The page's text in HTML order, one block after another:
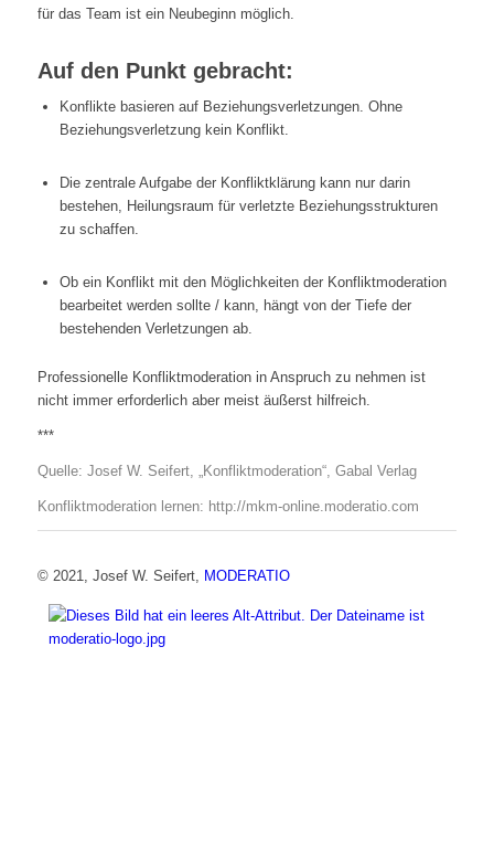
für das Team ist ein Neubeginn möglich.
Auf den Punkt gebracht:
Konflikte basieren auf Beziehungsverletzungen. Ohne
Beziehungsverletzung kein Konflikt.
Die zentrale Aufgabe der Konfliktklärung kann nur darin
bestehen, Heilungsraum für verletzte Beziehungsstrukturen
zu schaffen.
Ob ein Konflikt mit den Möglichkeiten der Konfliktmoderation
bearbeitet werden sollte / kann, hängt von der Tiefe der
bestehenden Verletzungen ab.
Professionelle Konfliktmoderation in Anspruch zu nehmen ist
nicht immer erforderlich aber meist äußerst hilfreich.
***
Quelle: Josef W. Seifert, „Konfliktmoderation“, Gabal Verlag
Konfliktmoderation lernen: http://mkm-online.moderatio.com
© 2021, Josef W. Seifert, MODERATIO